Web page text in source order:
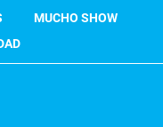
MUCHO SHOW